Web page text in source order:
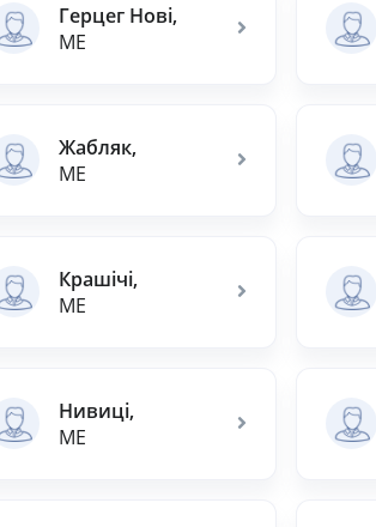
Герцег Нові,
ME
Жабляк,
ME
Крашічі,
ME
Нивиці,
ME